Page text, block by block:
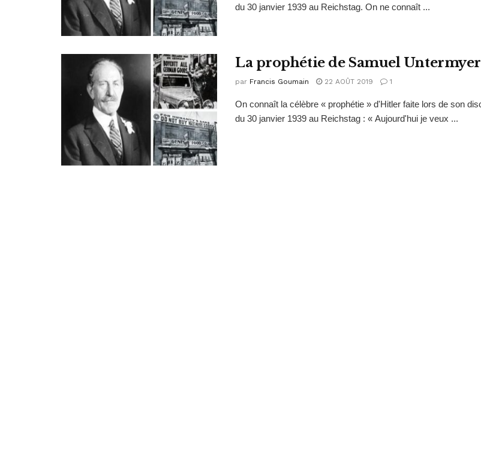
du 30 janvier 1939 au Reichstag. On ne connaît ...
La prophétie de Samuel Untermyer
par Francis Goumain 22 AOÛT 2019 1
On connaît la célèbre « prophétie » d'Hitler faite lors de son
du 30 janvier 1939 au Reichstag : « Aujourd'hui je veux ...